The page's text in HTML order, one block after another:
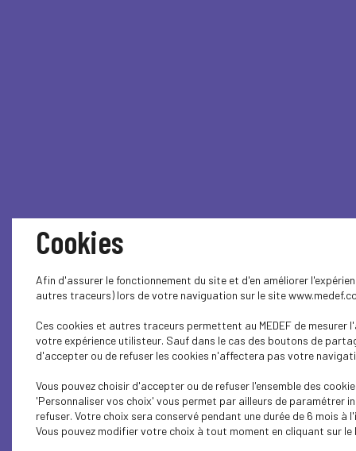
Cookies
Afin d'assurer le fonctionnement du site et d'en améliorer
autres traceurs) lors de votre naviguation sur le site
Ces cookies et autres traceurs permettent au MEDEF de
votre expérience utilisteur. Sauf dans le cas des boutons de
d'accepter ou de refuser les cookies n'affectera pas votre
Vous pouvez choisir d'accepter ou de refuser l'ensemble des
'Personnaliser vos choix' vous permet par ailleurs de paramétrer
refuser. Votre choix sera conservé pendant une durée de 6 mois à
Vous pouvez modifier votre choix à tout moment en cliquant sur le